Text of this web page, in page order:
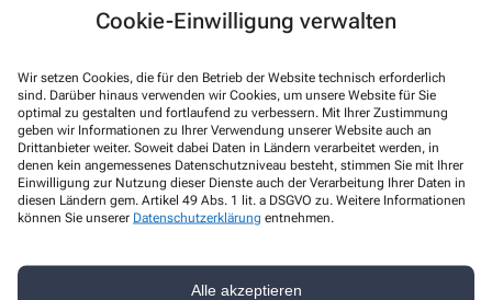
Cookie-Einwilligung verwalten
Wir setzen Cookies, die für den Betrieb der Website technisch erforderlich
sind. Darüber hinaus verwenden wir Cookies, um unsere Website für Sie
optimal zu gestalten und fortlaufend zu verbessern. Mit Ihrer Zustimmung
geben wir Informationen zu Ihrer Verwendung unserer Website auch an
Drittanbieter weiter. Soweit dabei Daten in Ländern verarbeitet werden, in
denen kein angemessenes Datenschutzniveau besteht, stimmen Sie mit Ihrer
Einwilligung zur Nutzung dieser Dienste auch der Verarbeitung Ihrer Daten in
diesen Ländern gem. Artikel 49 Abs. 1 lit. a DSGVO zu. Weitere Informationen
können Sie unserer Datenschutzerklärung entnehmen.
Alle akzeptieren
Apotheke können Sie hier erreichen:
Telefon:
Fax:
Email:
Website:
Weitere Hinweise